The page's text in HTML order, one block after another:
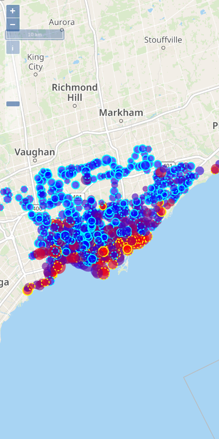
+
−
i
10 km